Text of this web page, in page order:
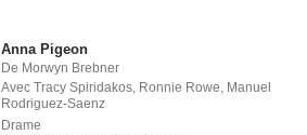
Anna Pigeon
De Morwyn Brebner
AvecTracy Spiridakos Ronnie Rowe Manuel
Rodriguez-Saenz
Drame